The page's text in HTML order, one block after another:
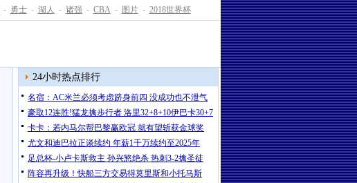
- 勇士 - 湖人 - 诸强 - CBA - 图片 - 2018世界杯
24小时热点排行
名宿：AC米兰必须考虑跻身前四 没成功也不泄气
豪取12连胜!猛龙擒步行者 洛里32+8+10伊巴卡30+7
卡卡：若内马尔帮巴黎赢欧冠 就有望斩获金球奖
尤文和迪巴拉正谈续约 年薪1千万续约至2025年
足总杯-小卢卡斯救主 孙兴慜绝杀 热刺3-2擒圣徒
阵容再升级！快船三方交易得莫里斯和小托马斯